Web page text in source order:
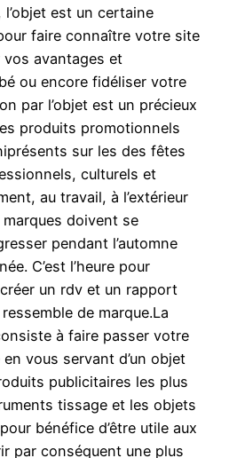
est un certaine
faire connaître votre site
avantages et
ou encore fidéliser votre
par l’objet est un précieux
produits promotionnels
sur les des fêtes
culturels et
au travail, à l’extérieur
doivent se
pendant l’automne
C’est l’heure pour
un rdv et un rapport
de marque.La
à faire passer votre
vous servant d’un objet
publicitaires les plus
tissage et les objets
bénéfice d’être utile aux
par conséquent une plus